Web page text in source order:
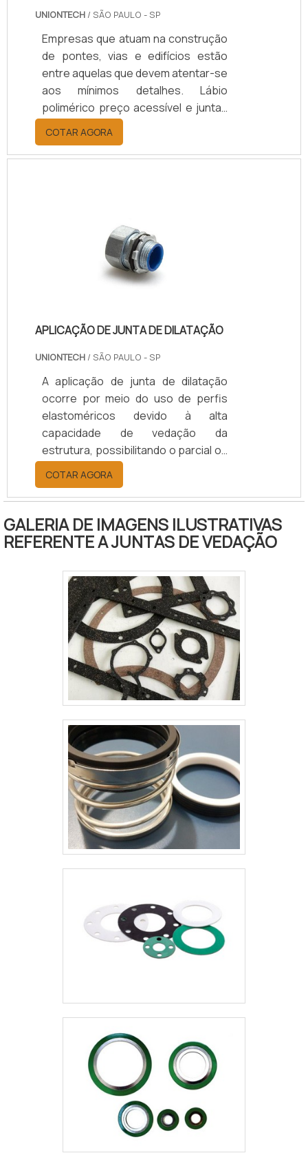
UNIONTECH / SÃO PAULO - SP
Empresas que atuam na construção
de pontes, vias e edifícios estão
entre aquelas que devem atentar-se
aos mínimos detalhes. Lábio
polimérico preço acessível e juntas
de dilatação são itens utilizados com
frequência em obras civis, razão
pela qual os consumidores buscam
crescimento no setor da construção
civil e obras públicas, as empresas
que atuam no setor industrial
responsável por desenvolver e
COTAR AGORA
APLICAÇÃO DE JUNTA DE DILATAÇÃO
UNIONTECH / SÃO PAULO - SP
A aplicação de junta de dilatação
ocorre por meio do uso de perfis
elastoméricos devido à alta
capacidade de vedação da
estrutura, possibilitando o parcial ou
total estanque. A aplicação, sendo
assim, se faz indispensável para
muitas obras de construção civil,
entre elas, obras onde há maior
necessidade de aplicação de junta,
Estádios; Túneis; Pontes; Viadutos;
Passarelas.Execução de junta de
dilataçãoOs esforços das juntas de
dilatação, acontecem devido
deform.
COTAR AGORA
GALERIA DE IMAGENS ILUSTRATIVAS
REFERENTE A JUNTAS DE VEDAÇÃO